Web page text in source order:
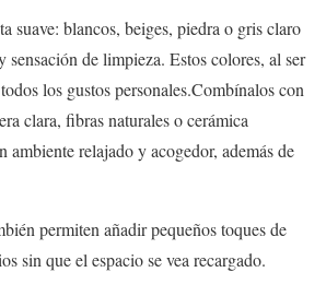
suave: blancos, beiges, piedra o gris claro
sensación de limpieza. Estos colores, al ser
los gustos personales.Combínalos con
clara, fibras naturales o cerámica
ambiente relajado y acogedor, además de
permiten añadir pequeños toques de
sin que el espacio se vea recargado.